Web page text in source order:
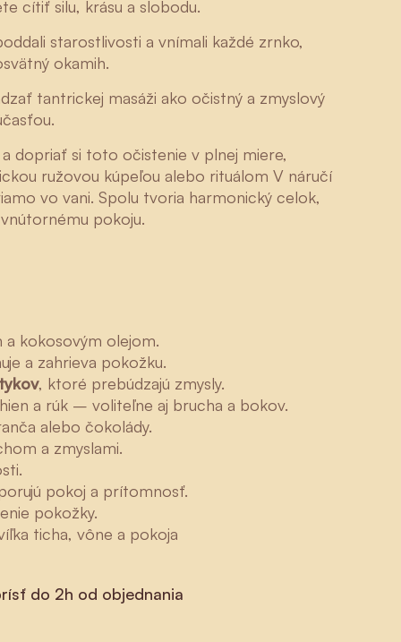
Henriette
cítiť silu, krásu a slobodu.
starostlivosti a vnímali každé zrnko,
okamih.
tantrickej masáži ako očistný a zmyslový
dopriať si toto očistenie v plnej miere,
ružovou kúpeľou alebo rituálom V náručí
vo vani. Spolu tvoria harmonický celok,
pokoju.
kokosovým olejom.
a zahrieva pokožku.
, ktoré prebúdzajú zmysly.
a rúk – voliteľne aj brucha a bokov.
alebo čokolády.
a zmyslami.
pokoj a prítomnosť.
pokožky.
ticha, vône a pokoja
do 2h od objednania